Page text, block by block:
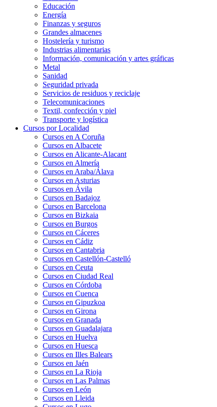
Educación
Energía
Finanzas y seguros
Grandes almacenes
Hostelería y turismo
Industrias alimentarias
Información, comunicación y artes gráficas
Metal
Sanidad
Seguridad privada
Servicios de residuos y reciclaje
Telecomunicaciones
Textil, confección y piel
Transporte y logística
Cursos por Localidad
Cursos en A Coruña
Cursos en Albacete
Cursos en Alicante-Alacant
Cursos en Almería
Cursos en Araba/Álava
Cursos en Asturias
Cursos en Ávila
Cursos en Badajoz
Cursos en Barcelona
Cursos en Bizkaia
Cursos en Burgos
Cursos en Cáceres
Cursos en Cádiz
Cursos en Cantabria
Cursos en Castellón-Castelló
Cursos en Ceuta
Cursos en Ciudad Real
Cursos en Córdoba
Cursos en Cuenca
Cursos en Gipuzkoa
Cursos en Girona
Cursos en Granada
Cursos en Guadalajara
Cursos en Huelva
Cursos en Huesca
Cursos en Illes Balears
Cursos en Jaén
Cursos en La Rioja
Cursos en Las Palmas
Cursos en León
Cursos en Lleida